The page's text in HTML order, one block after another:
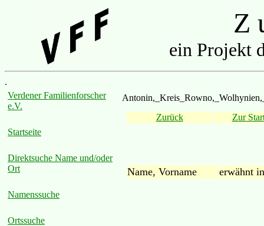
Z
ein Projekt
.
Verdener Familienforscher
e.V.
Startseite
Direktsuche Name und/oder
Ort
Namenssuche
Ortssuche
Zurück
Zur
Name, Vorname erwähnt in